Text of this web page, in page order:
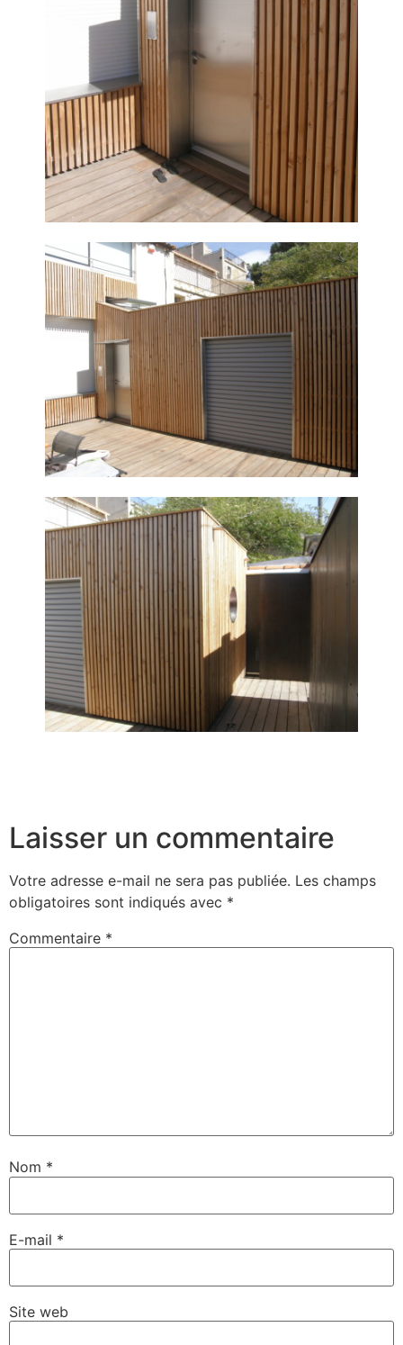
Laisser un commentaire
Votre adresse e-mail ne sera pas publiée. Les champs
obligatoires sont indiqués avec *
Commentaire *
Nom *
E-mail *
Site web